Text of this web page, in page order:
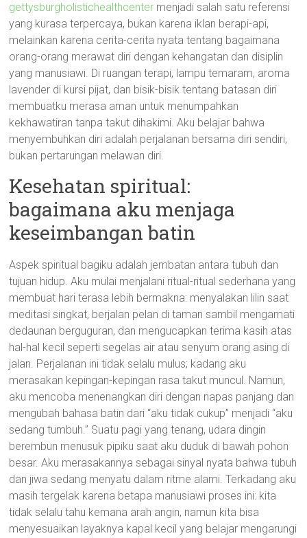
gettysburgholistichealthcenter menjadi salah satu referensi
yang kurasa terpercaya, bukan karena iklan berapi-api,
melainkan karena cerita-cerita nyata tentang bagaimana
orang-orang merawat diri dengan kehangatan dan disiplin
yang manusiawi. Di ruangan terapi, lampu temaram, aroma
lavender di kursi pijat, dan bisik-bisik tentang batasan diri
membuatku merasa aman untuk menumpahkan
kekhawatiran tanpa takut dihakimi. Aku belajar bahwa
menyembuhkan diri adalah perjalanan bersama diri sendiri,
bukan pertarungan melawan diri.
Kesehatan spiritual:
bagaimana aku menjaga
keseimbangan batin
Aspek spiritual bagiku adalah jembatan antara tubuh dan
tujuan hidup. Aku mulai menjalani ritual-ritual sederhana yang
membuat hari terasa lebih bermakna: menyalakan lilin saat
meditasi singkat, berjalan pelan di taman sambil mengamati
dedaunan berguguran, dan mengucapkan terima kasih atas
hal-hal kecil seperti segelas air atau senyum orang asing di
jalan. Perjalanan ini tidak selalu mulus; kadang aku
merasakan kepingan-kepingan rasa takut muncul. Namun,
aku mencoba menenangkan diri dengan napas panjang dan
mengubah bahasa batin dari “aku tidak cukup” menjadi “aku
sedang tumbuh.” Suatu pagi yang tenang, udara dingin
berembun menusuk pipiku saat aku duduk di bawah pohon
besar. Aku merasakannya sebagai sinyal nyata bahwa tubuh
dan jiwa sedang menyatu dalam ritme alami. Terkadang aku
masih tergelak karena betapa manusiawi proses ini: kita
tidak selalu tahu kemana arah angin, namun kita bisa
menyesuaikan layaknya kapal kecil yang belajar mengarungi